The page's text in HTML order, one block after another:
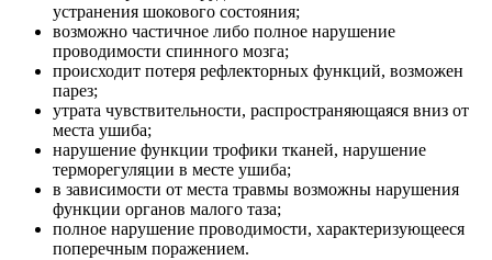
устранения шокового состояния;
возможно частичное либо полное нарушение
проводимости спинного мозга;
происходит потеря рефлекторных функций, возможен
парез;
утрата чувствительности, распространяющаяся вниз от
места ушиба;
нарушение функции трофики тканей, нарушение
терморегуляции в месте ушиба;
в зависимости от места травмы возможны нарушения
функции органов малого таза;
полное нарушение проводимости, характеризующееся
поперечным поражением.